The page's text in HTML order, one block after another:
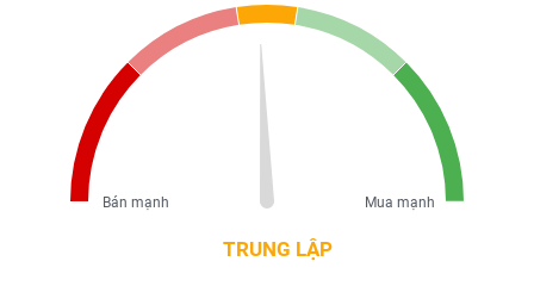
trường
TRUNG LẬP
Mua mạnh
Bán mạnh
DÙNG
KHÔNG
THIẾT
YẾU